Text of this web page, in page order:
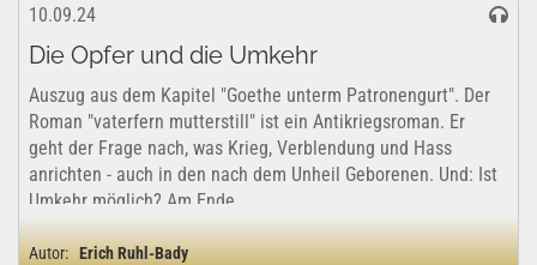
10.09.24
Die Opfer und die Umkehr
Auszug aus dem Kapitel "Goethe unterm Patronengurt". Der
Roman "vaterfern mutterstill" ist ein Antikriegsroman. Er
geht der Frage nach, was Krieg, Verblendung und Hass
anrichten - auch in den nach dem Unheil Geborenen. Und: Ist
Umkehr möglich? Am Ende...
Autor: Erich Ruhl-Bady